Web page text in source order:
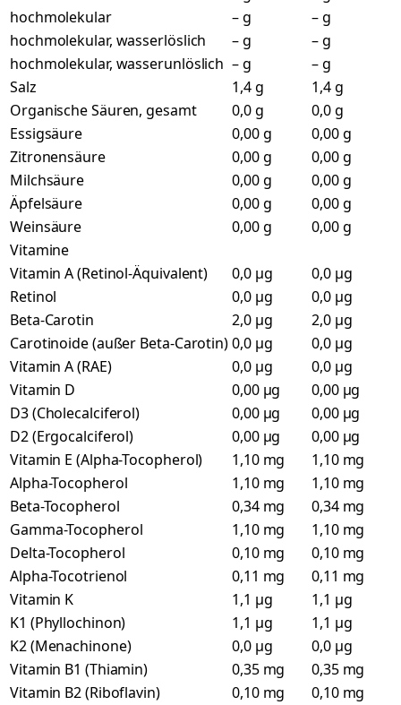
hochmolekular
– g
– g
hochmolekular, wasserlöslich
– g
– g
hochmolekular, wasserunlöslich – g
– g
Salz
1,4 g
1,4 g
Organische Säuren, gesamt
0,0 g
0,0 g
Essigsäure
0,00 g
0,00 g
Zitronensäure
0,00 g
0,00 g
Milchsäure
0,00 g
0,00 g
Äpfelsäure
0,00 g
0,00 g
Weinsäure
0,00 g
0,00 g
Vitamine
Vitamin A (Retinol-Äquivalent)
0,0 µg
0,0 µg
Retinol
0,0 µg
0,0 µg
Beta-Carotin
2,0 µg
2,0 µg
Carotinoide (außer Beta-Carotin)0,0 µg
0,0 µg
Vitamin A (RAE)
0,0 µg
0,0 µg
Vitamin D
0,00 µg
0,00 µg
D3 (Cholecalciferol)
0,00 µg
0,00 µg
D2 (Ergocalciferol)
0,00 µg
0,00 µg
Vitamin E (Alpha-Tocopherol)
1,10 mg
1,10 mg
Alpha-Tocopherol
1,10 mg
1,10 mg
Beta-Tocopherol
0,34 mg
0,34 mg
Gamma-Tocopherol
1,10 mg
1,10 mg
Delta-Tocopherol
0,10 mg
0,10 mg
Alpha-Tocotrienol
0,11 mg
0,11 mg
Vitamin K
1,1 µg
1,1 µg
K1 (Phyllochinon)
1,1 µg
1,1 µg
K2 (Menachinone)
0,0 µg
0,0 µg
Vitamin B1 (Thiamin)
0,35 mg
0,35 mg
Vitamin B2 (Riboflavin)
0,10 mg
0,10 mg